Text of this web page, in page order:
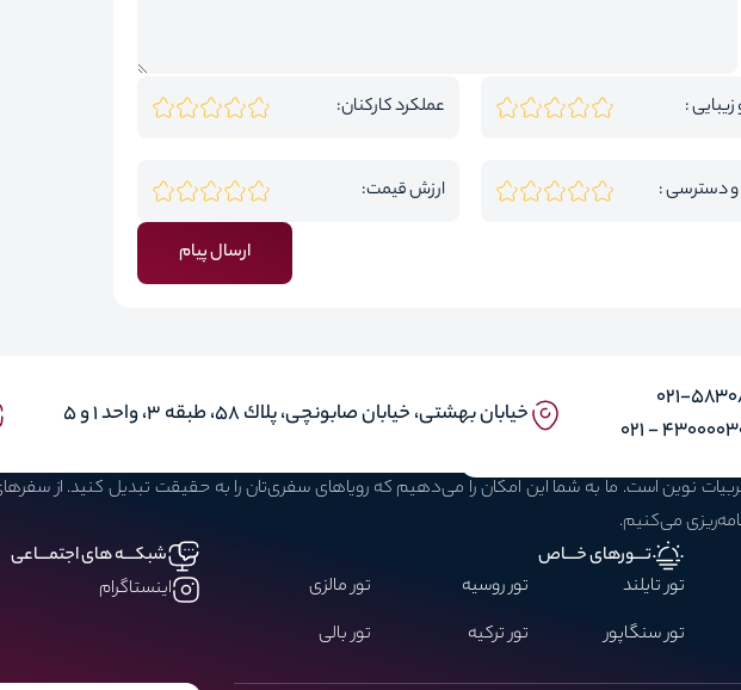
: عملکرد کارکنان:
دسترسی : ارزش قیمت:
ارسال پیام
58308
43000030 -
خيابان بهشتى، خيابان صابونچى، پلاك ٥٨، طبقه ٣، واحد ۱ و ۵
نوین است. ما به شما این امکان را می‌دهیم که رویاهای سفری‌تان را به حقیقت تبدیل کنید. از
می‌کنیم.
تـــورهای خـــاص
تور تایلند
تور روسیه
تور مالزی
تور سنگاپور
تور ترکیه تور بالی
شبکـــه های اجتمـــاعی
اینستاگرام